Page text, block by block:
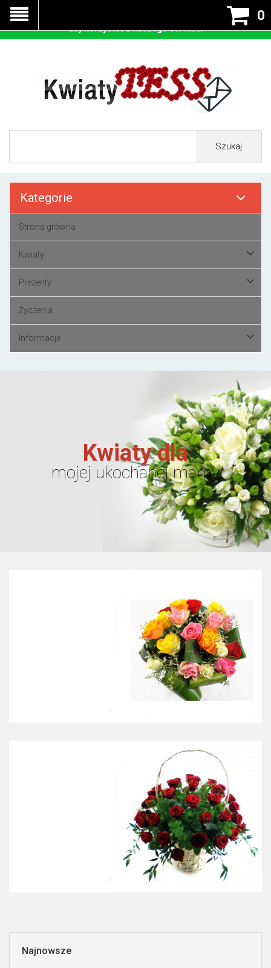
0
Szukaj
Kategorie
Strona główna
Kwiaty
Prezenty
Życzenia
Informacje
Kwiaty dla
mojej ukochanej mamy
Najnowsze
Nasza strona korzysta z cookies - czyli tzw ciastek w celu
prawidłowego działania. Zaakceptuj przyjmowanie cookies
aby korzystać z naszego serwisu.